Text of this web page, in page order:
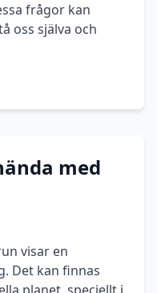
frågor kan
oss själva och
med
visar en
Det kan finnas